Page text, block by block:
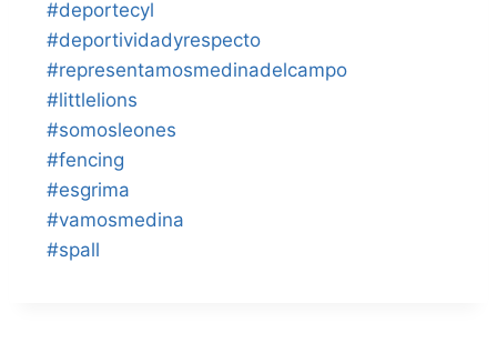
#deportecyl
#deportividadyrespecto
#representamosmedinadelcampo
#littlelions
#somosleones
#fencing
#esgrima
#vamosmedina
#spall